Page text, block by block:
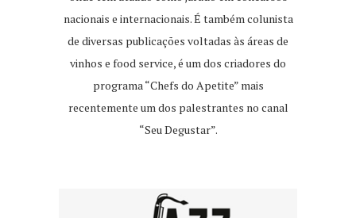
nacionais e internacionais. É também colunista
de diversas publicações voltadas às áreas de
vinhos e food service, é um dos criadores do
programa “Chefs do Apetite” mais
recentemente um dos palestrantes no canal
“Seu Degustar”.